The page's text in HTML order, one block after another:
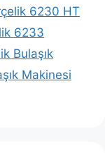
6230 HT
6233
Bulaşık
Makinesi